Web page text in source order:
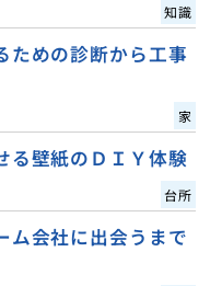
知識
ための診断から工事
家
る壁紙のＤＩＹ体験
台所
ム会社に出会うまで